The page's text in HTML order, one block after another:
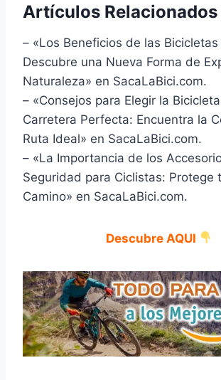
Artículos Relacionados
– «Los Beneficios de las
Descubre una Nueva Forma de
Naturaleza» en SacaLaBici.com.
– «Consejos para Elegir la
Carretera Perfecta: Encuentra la
Ruta Ideal» en SacaLaBici.com.
– «La Importancia de los
Seguridad para Ciclistas: Protege
Camino» en SacaLaBici.com.
Descubre AQUI